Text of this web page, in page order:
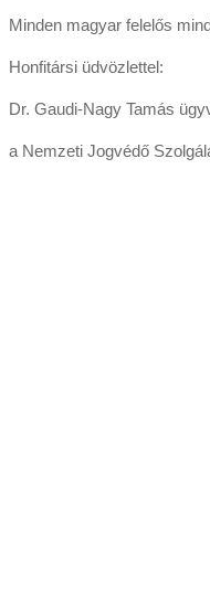
Minden magyar felelős
Honfitársi üdvözlettel:
Dr. Gaudi-Nagy Tamás
a Nemzeti Jogvédő